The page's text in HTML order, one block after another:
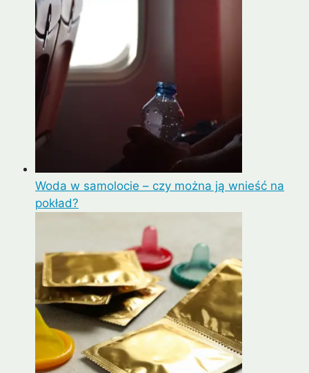
Woda w samolocie – czy można ją wnieść na
pokład?